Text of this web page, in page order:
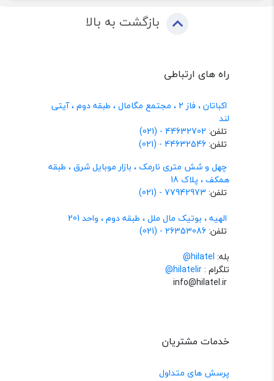
بازگشت به بالا
راه های ارتباطی
اکباتان ، فاز 2 ، مجتمع مگامال ، طبقه دوم ، آیتی
لند
تلفن: 44632702 - (021)
تلفن:44632546 - (021)
چهل و شش متری نارمک ، بازار موبایل شرق ، طبقه
همکف ، پلاک 18
تلفن: 77942973 - (021)
الهیه ، بوتیک مال ملل ، طبقه دوم ، واحد 201
تلفن:26353086 - (021)
بله: hilatel@
تلگرام :@hilatelir
خدمات مشتریان
پرسش های متداول